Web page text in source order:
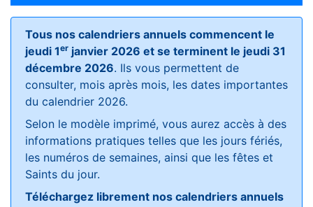
Tous nos calendriers annuels commencent le
jeudi 1er janvier 2026 et se terminent le jeudi 31
décembre 2026. Ils vous permettent de
consulter, mois après mois, les dates importantes
du calendrier 2026.
Selon le modèle imprimé, vous aurez accès à des
informations pratiques telles que les jours fériés,
les numéros de semaines, ainsi que les fêtes et
Saints du jour.
Téléchargez librement nos calendriers annuels